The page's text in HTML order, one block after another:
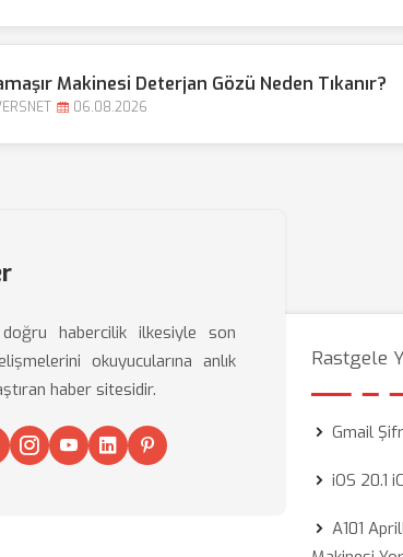
Makinesi Deterjan Gözü Neden Tıkanır?
06.08.2026
doğru habercilik ilkesiyle son
okuyucularına anlık
haber sitesidir.
Rastgele
Gmail
iOS 20.1
A101